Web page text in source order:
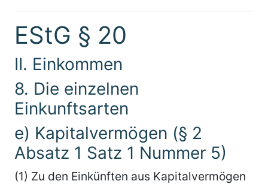
EStG § 20
II. Einkommen
8. Die einzelnen
Einkunftsarten
e) Kapitalvermögen (§ 2
Absatz 1 Satz 1 Nummer 5)
(1) Zu den Einkünften aus Kapitalvermögen